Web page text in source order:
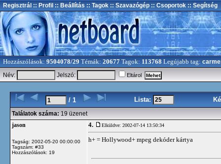
Regisztrál :: Profil :: Beállítás :: Tagok :: Szavazógép :: Csoportok :: Segítség
Hozzászólások: 9504078/29 Témák: 20677 Tagok: 113768 Legújabb tag:
Név:
Jelszó: Eltárol
/ 1 Lista:
Találatok száma: 19 üzenet
jason
Tagság: 2002-05-20 00:00:00
Tagszám: #33
Hozzászólások: 19
4. Elküldve: 2002-07-14 13:50:34
h+ = Hollywood+ mpeg dekóder kártya